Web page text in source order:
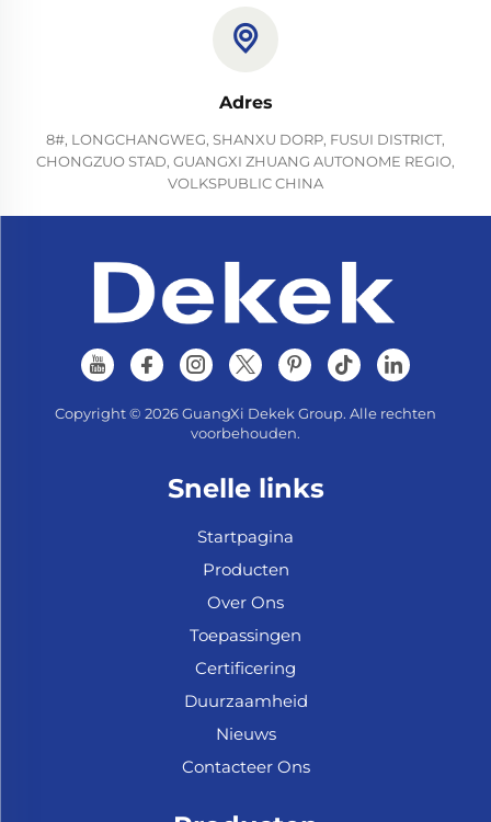
Adres
8#, LONGCHANGWEG, SHANXU DORP, FUSUI DISTRICT,
CHONGZUO STAD, GUANGXI ZHUANG AUTONOME REGIO,
VOLKSPUBLIC CHINA
Copyright © 2026 GuangXi Dekek Group. Alle rechten
voorbehouden.
Snelle links
Startpagina
Producten
Over Ons
Toepassingen
Certificering
Duurzaamheid
Nieuws
Contacteer Ons